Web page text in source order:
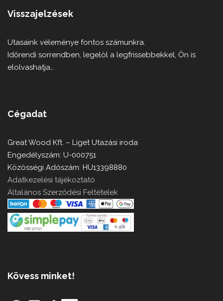
Visszajelzések
Utasaink véleménye fontos számunkra.
Időrendi sorrendben, legelöl a legfrissebbekkel, Ön is
elolvashatja…
Cégadat
Great Wood Kft. – Liget Utazási iroda
Engedélyszám: U-000751
Közösségi Adószám: HU13398880
Adatkezelési tájékoztató
Általános Szerződési Feltételek
Kövess minket!